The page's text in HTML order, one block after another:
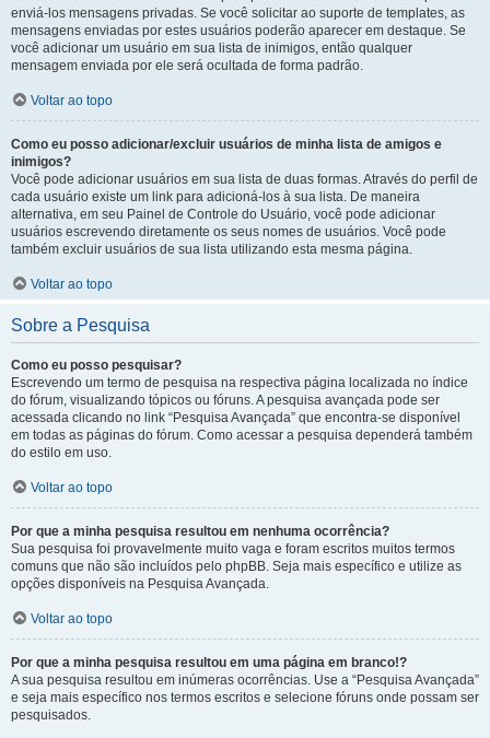
enviá-los mensagens privadas. Se você solicitar ao suporte de templates, as
mensagens enviadas por estes usuários poderão aparecer em destaque. Se
você adicionar um usuário em sua lista de inimigos, então qualquer
mensagem enviada por ele será ocultada de forma padrão.
Voltar ao topo
Como eu posso adicionar/excluir usuários de minha lista de amigos e
inimigos?
Você pode adicionar usuários em sua lista de duas formas. Através do perfil de
cada usuário existe um link para adicioná-los à sua lista. De maneira
alternativa, em seu Painel de Controle do Usuário, você pode adicionar
usuários escrevendo diretamente os seus nomes de usuários. Você pode
também excluir usuários de sua lista utilizando esta mesma página.
Voltar ao topo
Sobre a Pesquisa
Como eu posso pesquisar?
Escrevendo um termo de pesquisa na respectiva página localizada no índice
do fórum, visualizando tópicos ou fóruns. A pesquisa avançada pode ser
acessada clicando no link “Pesquisa Avançada” que encontra-se disponível
em todas as páginas do fórum. Como acessar a pesquisa dependerá também
do estilo em uso.
Voltar ao topo
Por que a minha pesquisa resultou em nenhuma ocorrência?
Sua pesquisa foi provavelmente muito vaga e foram escritos muitos termos
comuns que não são incluídos pelo phpBB. Seja mais específico e utilize as
opções disponíveis na Pesquisa Avançada.
Voltar ao topo
Por que a minha pesquisa resultou em uma página em branco!?
A sua pesquisa resultou em inúmeras ocorrências. Use a “Pesquisa Avançada”
e seja mais específico nos termos escritos e selecione fóruns onde possam ser
pesquisados.